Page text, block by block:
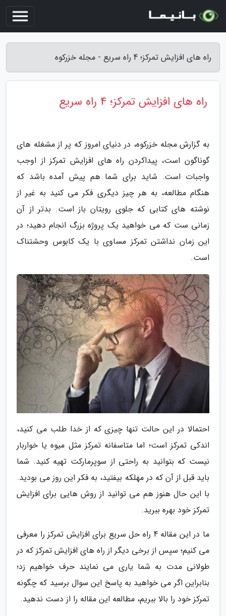
راه های افزایش تمرکز؛ 4 راه سریع - مجله خزرکوه
راه های افزایش تمرکز؛ 4 راه سریع
به گزارش مجله خزرکوه، در دنیای امروز که پر از مشغله های
گوناگون است، پیداکردن راه های افزایش تمرکز از اوجب
واجبات است. شاید برای شما هم پیش آمده باشد که
هنگام مطالعه، به هر چیز دیگری فکر می کنید به غیر از
نوشته های کتابی که جلوی رویتان باز است. بدتر از آن
زمانی ست که می خواهید یک پروژه بزرگ انجام دهید؛ در
این زمان نداشتن تمرکز مساوی با یک کابوس وحشتناک
است.
احتمالا در این حالت تنها چیزی که از خدا طلب می کنید،
اندکی تمرکز است؛ اما متاسفانه تمرکز مثل میوه یا خواربار
نیست که بتوانید به راحتی از سوپرمارکت تهیه کنید. شما
باید قبل از آن که در مهلکه بیفتید، به فکر این روز می بودید.
با این حال هنوز هم می توانید از روش هایی برای افزایش
تمرکز خود بهره ببرید.
ما در این مقاله 4 راه حل سریع برای افزایش تمرکز را معرفی
می کنیم؛ سپس از برخی دیگر از راه های افزایش تمرکز که در
طولانی مدت به شما یاری می نمایند حرف خواهیم زد؛
بنابراین اگر می خواهید به پاسخ این سوال برسید که چگونه
تمرکز خود را بالا ببریم، مطالعه این مقاله را از دست ندهید.